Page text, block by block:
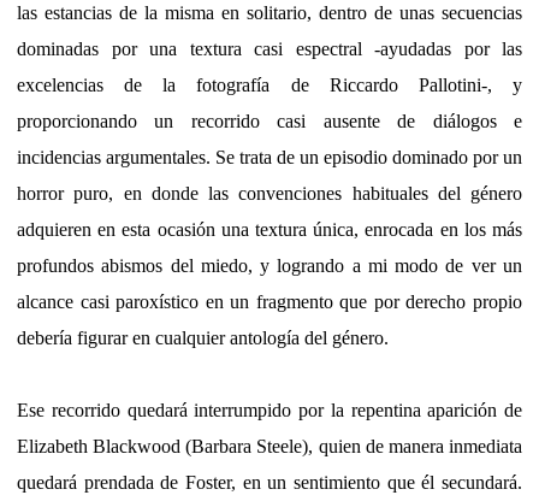
las estancias de la misma en solitario, dentro de unas secuencias
dominadas por una textura casi espectral -ayudadas por las
excelencias de la fotografía de Riccardo Pallotini-, y
proporcionando un recorrido casi ausente de diálogos e
incidencias argumentales. Se trata de un episodio dominado por un
horror puro, en donde las convenciones habituales del género
adquieren en esta ocasión una textura única, enrocada en los más
profundos abismos del miedo, y logrando a mi modo de ver un
alcance casi paroxístico en un fragmento que por derecho propio
debería figurar en cualquier antología del género.
Ese recorrido quedará interrumpido por la repentina aparición de
Elizabeth Blackwood (Barbara Steele), quien de manera inmediata
quedará prendada de Foster, en un sentimiento que él secundará.